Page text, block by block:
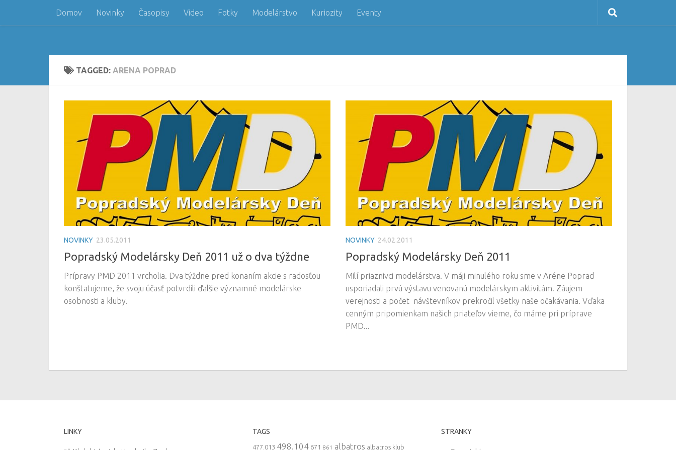
Skip to content
Domov Novinky Časopisy Video Fotky Modelárstvo Kuriozity Eventy
TAGGED: ARENA POPRAD
NOVINKY 23.05.2011
Popradský Modelársky Deň 2011 už o dva týždne
Prípravy PMD 2011 vrcholia. Dva týždne pred konaním akcie s radosťou
konštatujeme, že svoju účasť potvrdili ďalšie významné modelárske
osobnosti a kluby.
NOVINKY 24.02.2011
Popradský Modelársky Deň 2011
Milí priaznivci modelárstva. V máji minulého roku sme v Aréne Poprad
usporiadali prvú výstavu venovanú modelárskym aktivitám. Záujem
verejnosti a počet návštevníkov prekročil všetky naše očakávania. Vďaka
cenným pripomienkam našich priateľov vieme, čo máme pri príprave
PMD...
LINKY TAGS
477.013 498.104 671 861 albatros albatros klub
STRANKY